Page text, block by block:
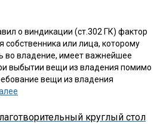
о виндикации (ст.302 ГК) фактор
или лица, которому
во владение, имеет важнейшее
выбытии вещи из владения помимо
вещи из владения
круглый стол